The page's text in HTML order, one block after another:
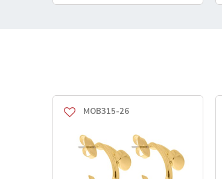
MOB315-26